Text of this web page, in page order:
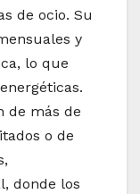
de ocio. Su
y
lo que
de más de
o de
donde los